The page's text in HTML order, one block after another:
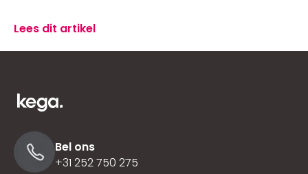
Lees dit artikel
Bel ons
+31 252 750 275